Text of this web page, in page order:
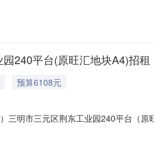
240平台(原旺汇地块A4)招租
预算6108元
三明市三元区荆东工业园240平台（原